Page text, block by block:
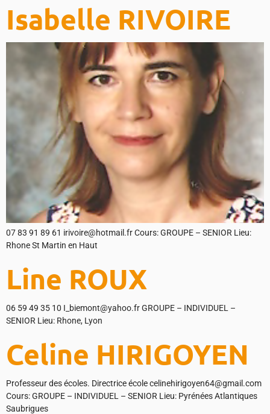
Isabelle RIVOIRE
07 83 91 89 61 irivoire@hotmail.fr Cours: GROUPE – SENIOR Lieu:
Rhone St Martin en Haut
Line ROUX
06 59 49 35 10 I_biemont@yahoo.fr GROUPE – INDIVIDUEL –
SENIOR Lieu: Rhone, Lyon
Celine HIRIGOYEN
Professeur des écoles. Directrice école celinehirigoyen64@gmail.com
Cours: GROUPE – INDIVIDUEL – SENIOR Lieu: Pyrénées Atlantiques
Saubrigues